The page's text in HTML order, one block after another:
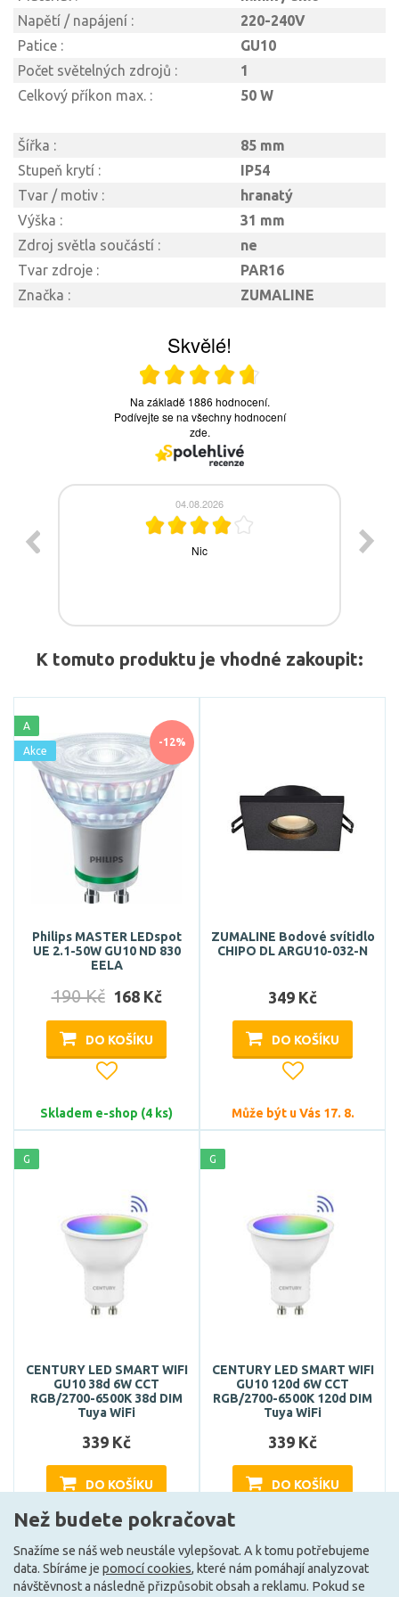
Napětí / napájení :
220-240V
Patice :
GU10
Počet světelných zdrojů :
1
Celkový příkon max. :
50 W
Šířka :
85 mm
Stupeň krytí :
IP54
Tvar / motiv :
hranatý
Výška :
31 mm
Zdroj světla součástí :
ne
Tvar zdroje :
PAR16
Značka :
ZUMALINE
K tomuto produktu je vhodné zakoupit:
-12%
A
Akce
Philips MASTER LEDspot
UE 2.1-50W GU10 ND 830
EELA
190 Kč 168 Kč
DO KOŠÍKU
Skladem e-shop (4 ks)
ZUMALINE Bodové svítidlo
CHIPO DL ARGU10-032-N
349 Kč
DO KOŠÍKU
Může být u Vás 17. 8.
G
CENTURY LED SMART WIFI
GU10 38d 6W CCT
RGB/2700-6500K 38d DIM
Tuya WiFi
339 Kč
DO KOŠÍKU
Může být u Vás 15. 9.
G
CENTURY LED SMART WIFI
GU10 120d 6W CCT
RGB/2700-6500K 120d DIM
Tuya WiFi
339 Kč
DO KOŠÍKU
Může být u Vás 15. 9.
Než budete pokračovat
Snažíme se náš web neustále vylepšovat. A k tomu potřebujeme
data. Sbíráme je pomocí cookies, které nám pomáhají analyzovat
návštěvnost a následně přizpůsobit obsah a reklamu. Pokud se